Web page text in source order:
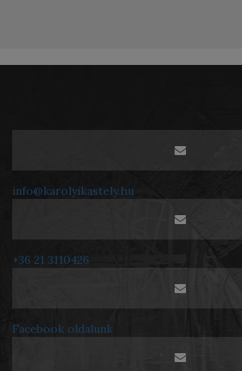
info@karolyikastely.hu
+36 21 3110426
Facebook oldalunk